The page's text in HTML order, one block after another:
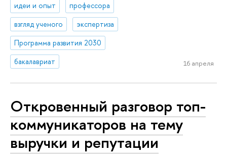
идеи и опыт
профессора
взгляд ученого
экспертиза
Программа развития 2030
бакалавриат
16 апреля
Откровенный разговор топ-
коммуникаторов на тему
выручки и репутации